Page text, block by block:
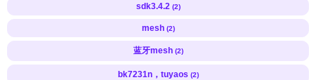
sdk3.4.2 (2)
mesh (2)
蓝牙mesh (2)
bk7231n，tuyaos (2)